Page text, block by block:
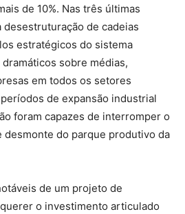
de 10%. Nas três últimas
de cadeias
estratégicos do sistema
sobre médias,
em todos os setores
de expansão industrial
foram capazes de interromper o
desmonte do parque produtivo da
de um projeto de
o investimento articulado